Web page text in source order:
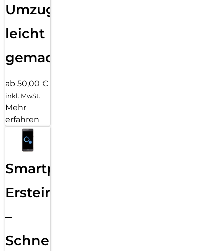
Umzug
leicht
gemacht!
ab 50,00 €
inkl. MwSt.
Mehr
erfahren
Smartphone
Ersteinrichtung
–
Schnelle